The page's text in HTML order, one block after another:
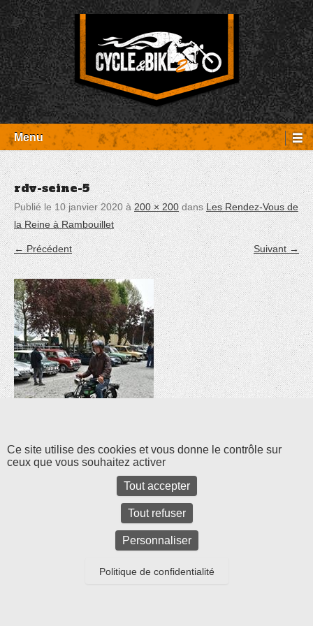
Aller
au
contenu
Cycle et Bike
Entretien Harley-Davidson, préparation et custom, boutique, pièces
détachées Rambouillet
Menu
rdv-seine-5
Publié le 10 janvier 2020 à200 × 200 dansLes Rendez-Vous de
la Reine à Rambouillet
← Précédent Suivant →
Parc d'activités Bel Air La Forêt - 17 rue Amélia Earhart - 78125 GAZERAN
Panneau de gestion des cookies
Ce site utilise des cookies et vous donne le contrôle sur
ceux que vous souhaitez activer
Tout accepter
Tout refuser
Personnaliser
Politique de confidentialité